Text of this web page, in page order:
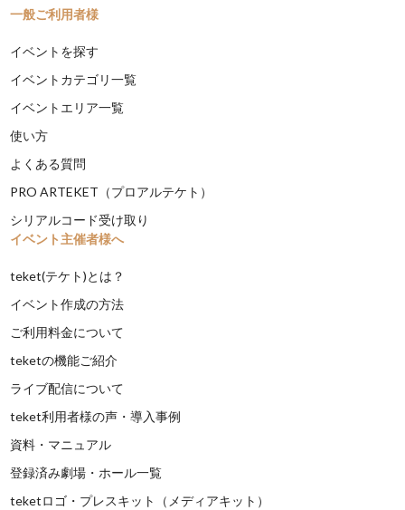
一般ご利用者様
イベントを探す
イベントカテゴリ一覧
イベントエリア一覧
使い方
よくある質問
PRO ARTEKET（プロアルテケト）
シリアルコード受け取り
イベント主催者様へ
teket(テケト)とは？
イベント作成の方法
ご利用料金について
teketの機能ご紹介
ライブ配信について
teket利用者様の声・導入事例
資料・マニュアル
登録済み劇場・ホール一覧
teketロゴ・プレスキット（メディアキット）